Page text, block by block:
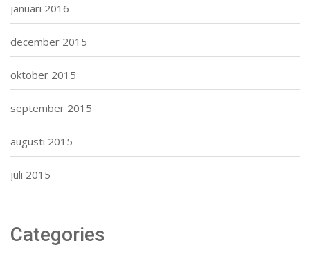
januari 2016
december 2015
oktober 2015
september 2015
augusti 2015
juli 2015
Categories